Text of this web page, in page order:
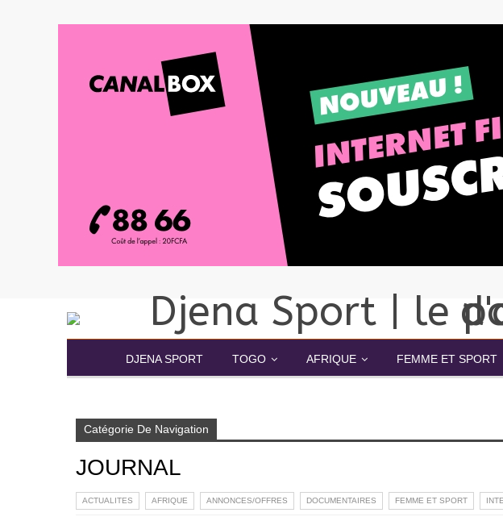
DJENA SPORT TOGO AFRIQUE FEMME ET SPORT
Catégorie De Navigation
JOURNAL
ACTUALITES AFRIQUE ANNONCES/OFFRES DOCUMENTAIRES FEMME ET SPORT